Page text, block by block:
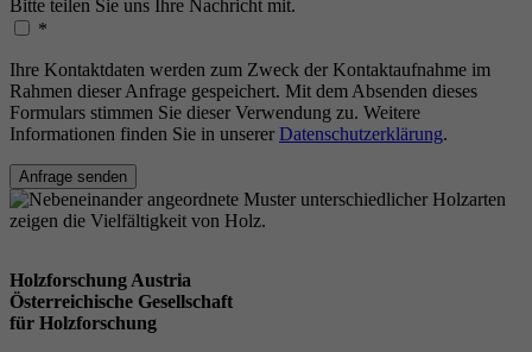
Bitte teilen Sie uns Ihre Nachricht mit.
*
Ihre Kontaktdaten werden zum Zweck der Kontaktaufnahme im
Rahmen dieser Anfrage gespeichert. Mit dem Absenden dieses
Formulars stimmen Sie dieser Verwendung zu. Weitere
Informationen finden Sie in unserer Datenschutzerklärung.
Anfrage senden
Holzforschung Austria
Österreichische Gesellschaft
für Holzforschung